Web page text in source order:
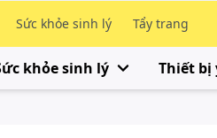
Sức khỏe sinh lý Tẩy trang
khỏe sinh lý Thiết bị